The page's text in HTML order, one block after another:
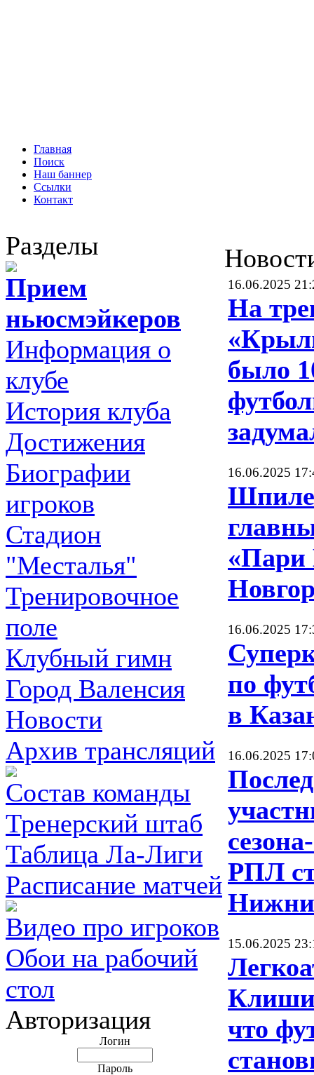
Главная
Поиск
Наш баннер
Ссылки
Контакт
Разделы
Прием
ньюсмэйкеров
Информация о
клубе
История клуба
Достижения
Биографии
игроков
Стадион
"Месталья"
Тренировочное
поле
Клубный гимн
Город Валенсия
Новости
Архив трансляций
Состав команды
Тренерский штаб
Таблица Ла-Лиги
Расписание матчей
Видео про игроков
Обои на рабочий
стол
Авторизация
Логин
Пароль
16.06.2025
На
было
16.06.2025
16.06.2025
по
в
16.06.2025
РПЛ
15.06.2025
что